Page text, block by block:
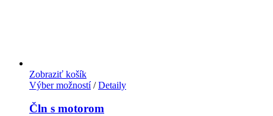
Zobraziť košík
Výber možností/ Detaily
Čln s motorom